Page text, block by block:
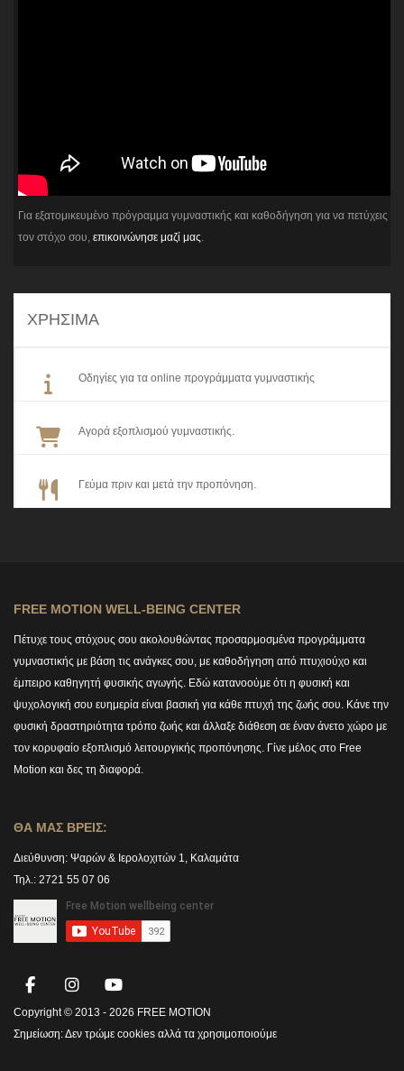
Για εξατομικευμένο πρόγραμμα γυμναστικής και καθοδήγηση για να πετύχεις
τον στόχο σου, επικοινώνησε μαζί μας.
ΧΡΗΣΙΜΑ
Οδηγίες για τα online προγράμματα γυμναστικής
Αγορά εξοπλισμού γυμναστικής.
Γεύμα πριν και μετά την προπόνηση.
FREE MOTION WELL-BEING CENTER
Πέτυχε τους στόχους σου ακολουθώντας προσαρμοσμένα προγράμματα
γυμναστικής με βάση τις ανάγκες σου, με καθοδήγηση από πτυχιούχο και
έμπειρο καθηγητή φυσικής αγωγής. Εδώ κατανοούμε ότι η φυσική και
ψυχολογική σου ευημερία είναι βασική για κάθε πτυχή της ζωής σου. Κάνε την
φυσική δραστηριότητα τρόπο ζωής και άλλαξε διάθεση σε έναν άνετο χώρο με
τον κορυφαίο εξοπλισμό λειτουργικής προπόνησης. Γίνε μέλος στο Free
Motion και δες τη διαφορά.
ΘΑ ΜΑΣ ΒΡΕΙΣ:
Διεύθυνση: Ψαρών & Ιερολοχιτών 1, Καλαμάτα
Τηλ.: 2721 55 07 06
Copyright © 2013 - 2026 FREE MOTION
Σημείωση:Δεν τρώμε cookies αλλά τα χρησιμοποιούμε